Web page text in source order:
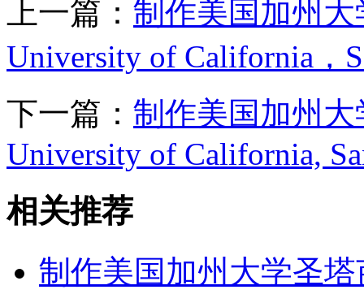
上一篇： 制作美国加州
University of California，
下一篇： 制作美国加州
University of California,
相关推荐
制作美国加州大学圣